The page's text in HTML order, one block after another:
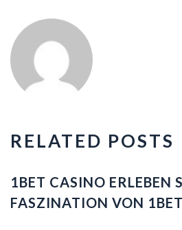
RELATED POSTS
1BET CASINO ERLEBEN
FASZINATION VON